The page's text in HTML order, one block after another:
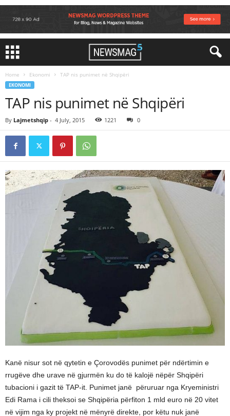
Home Ekonomi TAP nis punimet në Shqipëri
EKONOMI
TAP nis punimet në Shqipëri
By Lajmetshqip - 4 July, 2015 1221 0
Kanë nisur sot në qytetin e Çorovodës punimet për ndërtimin e
rrugëve dhe urave në gjurmën ku do të kalojë nëpër Shqipëri
tubacioni i gazit të TAP-­it. Punimet janë përuruar nga Kryeministri
Edi Rama i cili theksoi se Shqipëria përfiton 1 mld euro në 20 vitet
në vijim nga ky projekt në mënyrë direkte, por këtu nuk janë